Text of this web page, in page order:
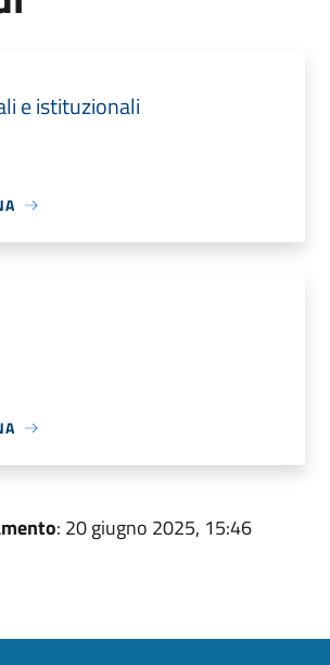
e istituzionali
: 20 giugno 2025, 15:46